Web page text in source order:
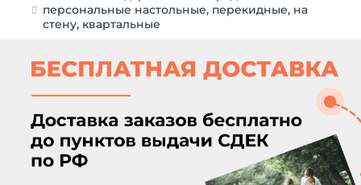
персональные настольные, перекидные, на
стену, квартальные